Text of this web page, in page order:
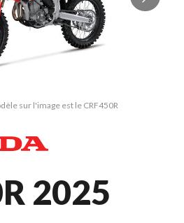
sur l'image est le CRF450R
2025